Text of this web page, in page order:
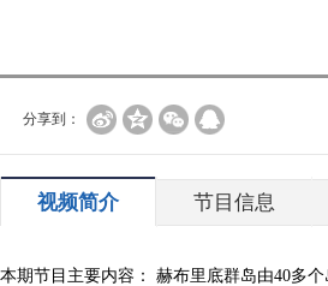
分享到：
视频简介 节目信息
本期节目主要内容： 赫布里底群岛由40多